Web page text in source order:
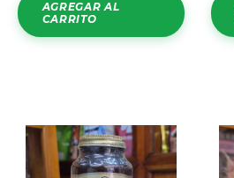
AGREGAR AL
CARRITO